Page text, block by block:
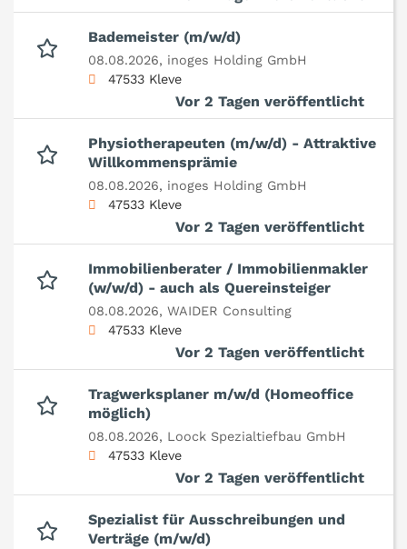
Bademeister (m/w/d)
08.08.2026, inoges Holding GmbH
47533 Kleve
Vor 2 Tagen veröffentlicht
Physiotherapeuten (m/w/d) - Attraktive
Willkommensprämie
08.08.2026, inoges Holding GmbH
47533 Kleve
Vor 2 Tagen veröffentlicht
Immobilienberater / Immobilienmakler
(w/w/d) - auch als Quereinsteiger
08.08.2026, WAIDER Consulting
47533 Kleve
Vor 2 Tagen veröffentlicht
Tragwerksplaner m/w/d (Homeoffice
möglich)
08.08.2026, Loock Spezialtiefbau GmbH
47533 Kleve
Vor 2 Tagen veröffentlicht
Spezialist für Ausschreibungen und
Verträge (m/w/d)